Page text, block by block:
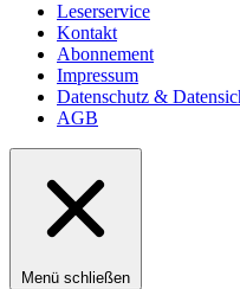
Leserservice
Kontakt
Abonnement
Impressum
Datenschutz &
AGB
Menü schließen